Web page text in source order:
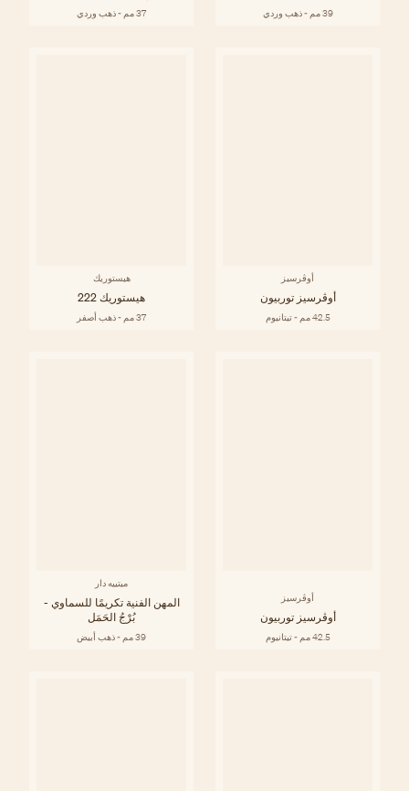
39 مم - ذهب وردي 37 مم - ذهب وردي
أوڤرسيز
أوڤرسيز توربيون
42.5 مم - تيتانيوم
هيستوريك
هيستوريك 222
37 مم - ذهب أصفر
أوڤرسيز
أوڤرسيز توربيون
42.5 مم - تيتانيوم
ميتييه دار
المهن الفنية تكريمًا للسماوي -
بُرْجُ الحَمَل
39 مم - ذهب أبيض